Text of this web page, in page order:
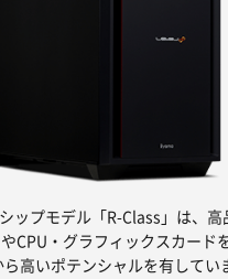
ップモデル「R-Class」は、高
CPU・グラフィックスカード
高いポテンシャルを有してい